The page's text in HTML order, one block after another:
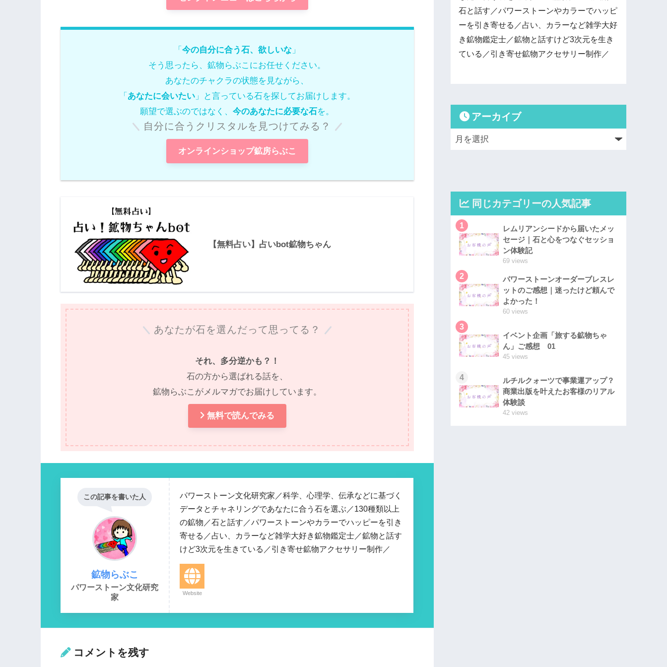
「今の自分に合う石、欲しいな 」
そう思ったら、鉱物らぶこにお任せください。
あなたのチャクラの状態を見ながら、
「 あなたに会いたい」と言っている石を探してお届けします。
願望で選ぶのではなく、今のあなたに必要な石 を。
自分に合うクリスタルを見つけてみる？
オンラインショップ鉱房らぶこ
【無料占い】占いbot鉱物ちゃん
あなたが石を選んだって思ってる？
それ、多分逆かも？！
石の方から選ばれる話を、
鉱物らぶこがメルマガでお届けしています。
無料で読んでみる
この記事を書いた人
鉱物らぶこ
パワーストーン文化研究
家
パワーストーン文化研究家／科学、心理学、伝承などに基づく
データとチャネリングであなたに合う石を選ぶ／130種類以上
の鉱物／石と話す／パワーストーンやカラーでハッピーを引き
寄せる／占い、カラーなど雑学大好き鉱物鑑定士／鉱物と話す
けど3次元を生きている／引き寄せ鉱物アクセサリー制作／
Website
コメントを残す
石と話す／パワーストーンやカラーでハッピ
ーを引き寄せる／占い、カラーなど雑学大好
き鉱物鑑定士／鉱物と話すけど3次元を生き
ている／引き寄せ鉱物アクセサリー制作／
アーカイブ
同じカテゴリーの人気記事
1
レムリアンシードから届いたメッ
セージ｜石と心をつなぐセッショ
ン体験記
69 views
2
パワーストーンオーダーブレスレ
ットのご感想｜迷ったけど頼んで
よかった！
60 views
3
イベント企画「旅する鉱物ちゃ
ん」ご感想 01
45 views
4
ルチルクォーツで事業運アップ？
商業出版を叶えたお客様のリアル
体験談
42 views